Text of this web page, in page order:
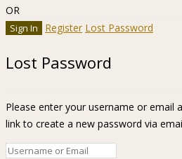
OR
Register Lost Password
Lost Password
Please enter your username or email
link to create a new password via